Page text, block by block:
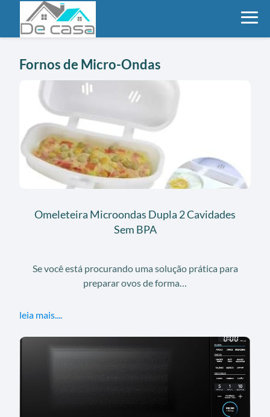
Fornos de Micro-Ondas
Omeleteira Microondas Dupla 2 Cavidades
Sem BPA
Se você está procurando uma solução prática para
preparar ovos de forma…
leia mais....